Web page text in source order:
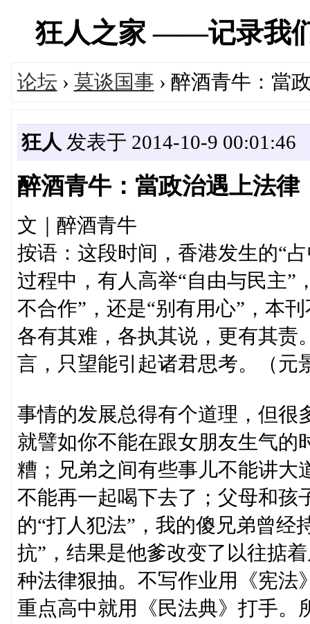
狂人之家 ——记录我
论坛 › 莫谈国事 › 醉酒青牛：當
狂人 发表于 2014-10-9 00:01:46
醉酒青牛：當政治遇上法律
文｜醉酒青牛
按语：这段时间，香港发生的“
过程中，有人高举“自由与民主”
不合作”，还是“别有用心”，本
各有其难，各执其说，更有其责
言，只望能引起诸君思考。（元
事情的发展总得有个道理，但很
就譬如你不能在跟女朋友生气的
糟；兄弟之间有些事儿不能讲大
不能再一起喝下去了；父母和孩
的“打人犯法”，我的傻兄弟曾经
抗”，结果是他爹改变了以往掂
种法律狠抽。不写作业用《宪法
重点高中就用《民法典》打手。